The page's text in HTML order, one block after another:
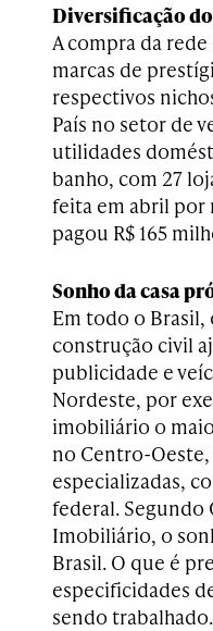
Diversificação
A compra da
marcas de
respectivos
País no setor de
utilidades
banho, com 27
feita em abril por
pagou R$ 165
Sonho da casa
Em todo o
construção civil
publicidade e
Nordeste, por
imobiliário o
no Centro-
especializadas,
federal. Segundo
Imobiliário, o
Brasil. O que é
especificidades
sendo trabalhado.